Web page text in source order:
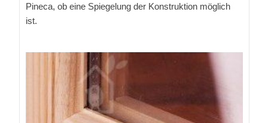
Pineca, ob eine Spiegelung der Konstruktion möglich
ist.